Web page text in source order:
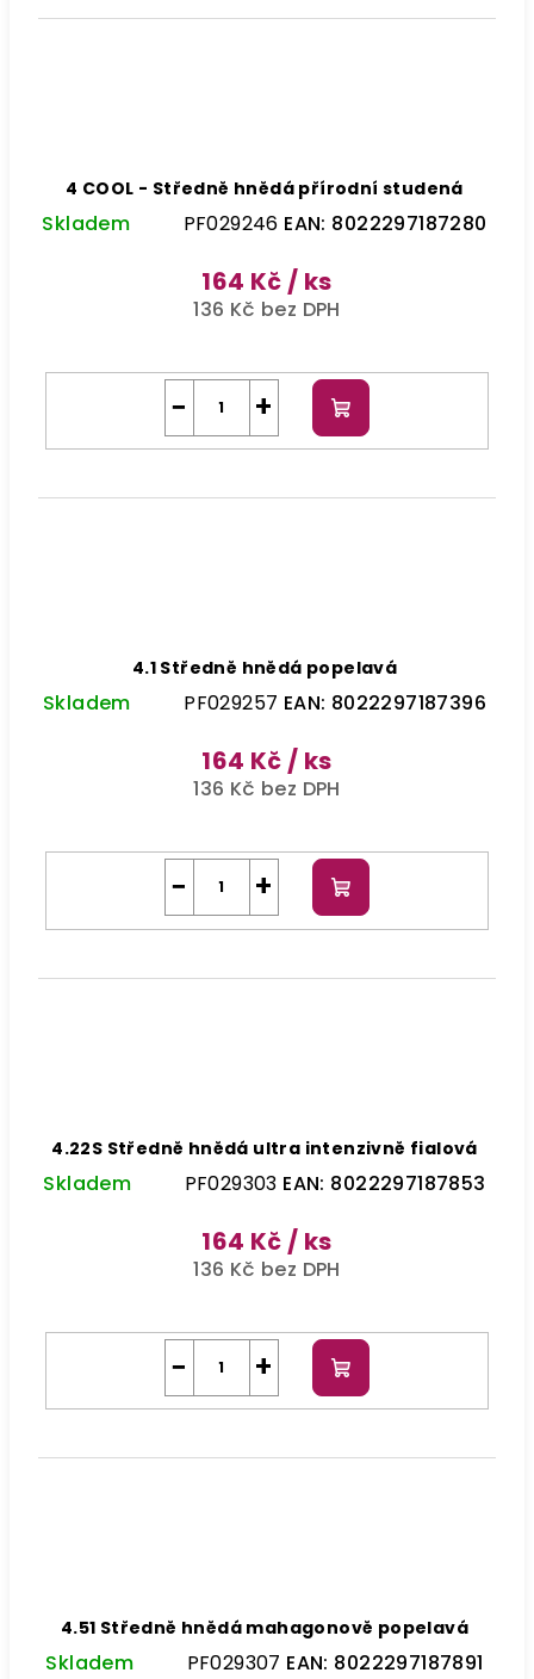
4 COOL - Středně hnědá přírodní studená
Skladem PF029246 EAN: 8022297187280
164 Kč / ks
136 Kč bez DPH
+
− Do
košíku
4.1 Středně hnědá popelavá
Skladem PF029257 EAN: 8022297187396
164 Kč / ks
136 Kč bez DPH
+
− Do
košíku
4.22S Středně hnědá ultra intenzivně fialová
Skladem PF029303 EAN: 8022297187853
164 Kč / ks
136 Kč bez DPH
+
− Do
košíku
4.51 Středně hnědá mahagonově popelavá
Skladem PF029307 EAN: 8022297187891